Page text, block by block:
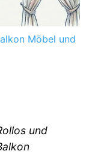
Möbel und
und